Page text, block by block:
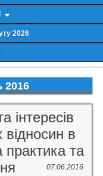
2026
2016
інтересів
відносин в
практика та
07.06.2016